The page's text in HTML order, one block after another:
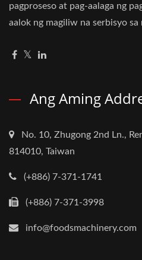
pagproseso at pag-aalaga ng
aalok ng magiliw na serbisyo sa
Ang Aming
No. 10, Zhugong 2nd Ln.,
814010, Taiwan
(+886) 7-371-1741
(+886) 7-371-3998
info@foodsmachinery.com